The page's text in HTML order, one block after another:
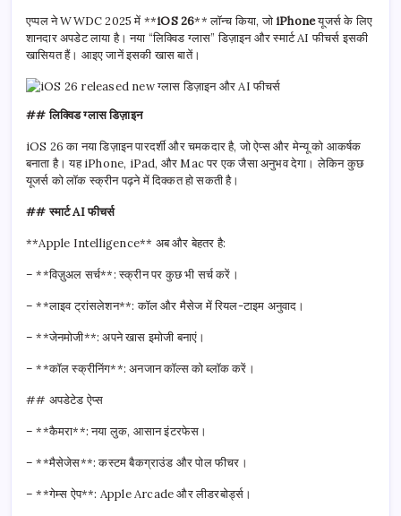
एप्पल ने WWDC 2025 में **iOS 26** लॉन्च किया, जोiPhoneयूजर्स के लिए
शानदार अपडेट लाया है। नया “लिक्विड ग्लास” डिज़ाइन और स्मार्ट AI फीचर्स इसकी
खासियत हैं। आइए जानें इसकी खास बातें।
## लिक्विड ग्लास डिज़ाइन
iOS 26 का नया डिज़ाइन पारदर्शी और चमकदार है, जो ऐप्स और मेन्यू को आकर्षक
बनाता है। यह iPhone, iPad, और Mac पर एक जैसा अनुभव देगा। लेकिन कुछ
यूजर्स को लॉक स्क्रीन पढ़ने में दिक्कत हो सकती है।
## स्मार्ट AI फीचर्स
**Apple Intelligence** अब और बेहतर है:
– **विज़ुअल सर्च**: स्क्रीन पर कुछ भी सर्च करें।
– **लाइव ट्रांसलेशन**: कॉल और मैसेज में रियल-टाइम अनुवाद।
– **जेनमोजी**: अपने खास इमोजी बनाएं।
– **कॉल स्क्रीनिंग**: अनजान कॉल्स को ब्लॉक करें।
## अपडेटेड ऐप्स
– **कैमरा**: नया लुक, आसान इंटरफेस।
– **मैसेजेस**: कस्टम बैकग्राउंड और पोल फीचर।
– **गेम्स ऐप**: Apple Arcade और लीडरबोर्ड्स।